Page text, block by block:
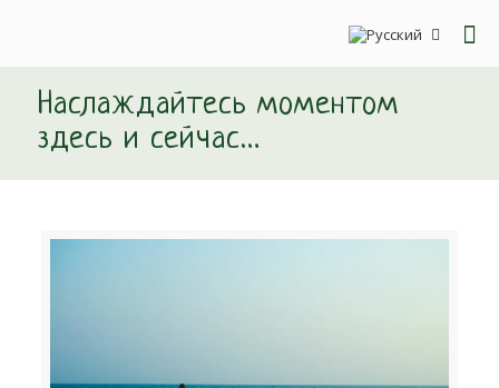
Наслаждайтесь моментом
здесь и сейчас…